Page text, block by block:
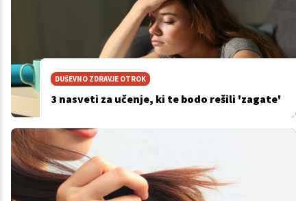
DUŠEVNO ZDRAVJE OTROK
3 nasveti za učenje, ki te bodo rešili 'zagate'